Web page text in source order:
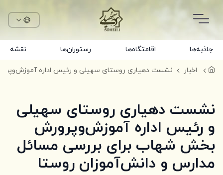
جاذبه‌ها اقامتگاه‌ها رستوران‌ها نقشه
اخبار
نشست دهیاری روستای سهیلی
و رئیس اداره آموزش‌وپرورش
بخش شهاب برای بررسی مسائل
مدارس و دانش‌آموزان روستا